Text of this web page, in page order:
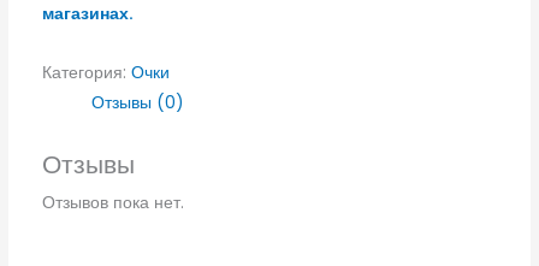
магазинах.
Категория: Очки
Отзывы (0)
Отзывы
Отзывов пока нет.